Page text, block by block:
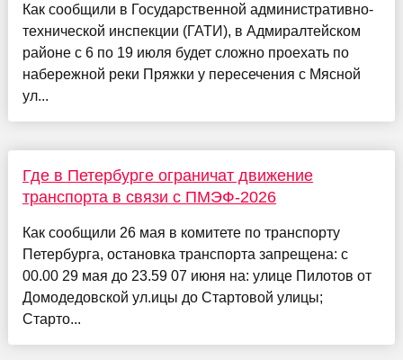
Как сообщили в Государственной административно-
технической инспекции (ГАТИ), в Адмиралтейском
районе с 6 по 19 июля будет сложно проехать по
набережной реки Пряжки у пересечения с Мясной
ул...
Где в Петербурге ограничат движение
транспорта в связи с ПМЭФ-2026
Как сообщили 26 мая в комитете по транспорту
Петербурга, остановка транспорта запрещена: с
00.00 29 мая до 23.59 07 июня на: улице Пилотов от
Домодедовской ул.ицы до Стартовой улицы;
Старто...